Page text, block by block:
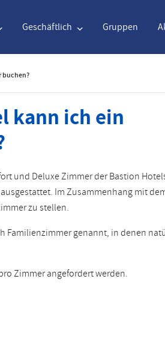
Geschäftlich Gruppen
Français
Polski
CAD
NZD New
Czech
buchen?
kann ich ein
und Deluxe Zimmer der Bastion
Im Zusammenhang mit
zu stellen.
Familienzimmer genannt, in denen
Zimmer angefordert werden.